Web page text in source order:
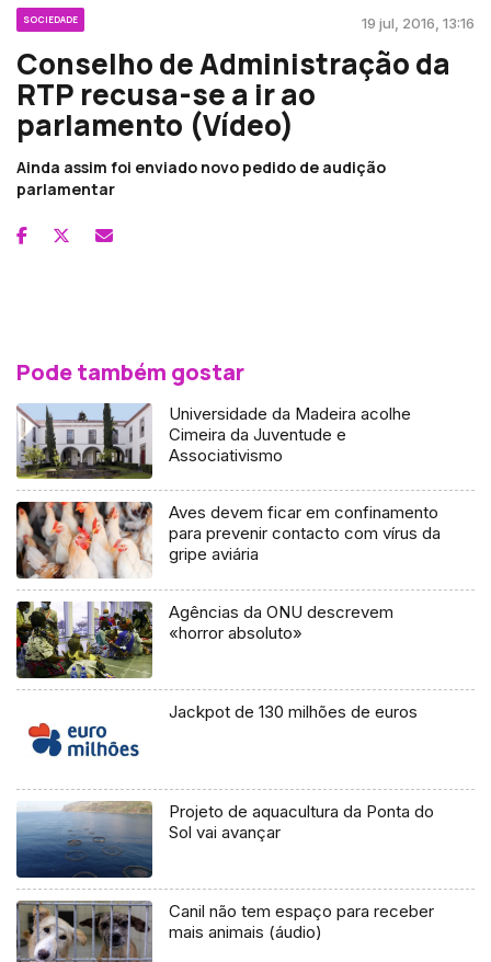
SOCIEDADE 19 jul, 2016, 13:16
Conselho de Administração da
RTP recusa-se a ir ao
parlamento (Vídeo)
Ainda assim foi enviado novo pedido de audição
parlamentar
Pode também gostar
Universidade da Madeira acolhe
Cimeira da Juventude e
Associativismo
Aves devem ficar em confinamento
para prevenir contacto com vírus da
gripe aviária
Agências da ONU descrevem
«horror absoluto»
Jackpot de 130 milhões de euros
Projeto de aquacultura da Ponta do
Sol vai avançar
Canil não tem espaço para receber
mais animais (áudio)